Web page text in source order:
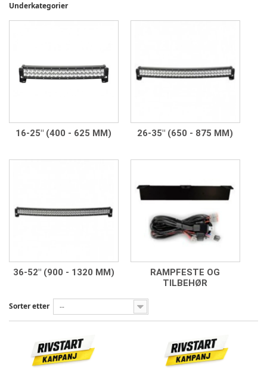
opptil 30% mer lys enn konkurrerende ektralysen som ser
identiske ut. Besøk vår kategori med ekstra lys hvis du er ute
Underkategorier
16-25" (400 - 625 MM) 26-35" (650 - 875 MM)
36-52" (900 - 1320 MM)
RAMPFESTE OG
TILBEHØR
Sorter etter --